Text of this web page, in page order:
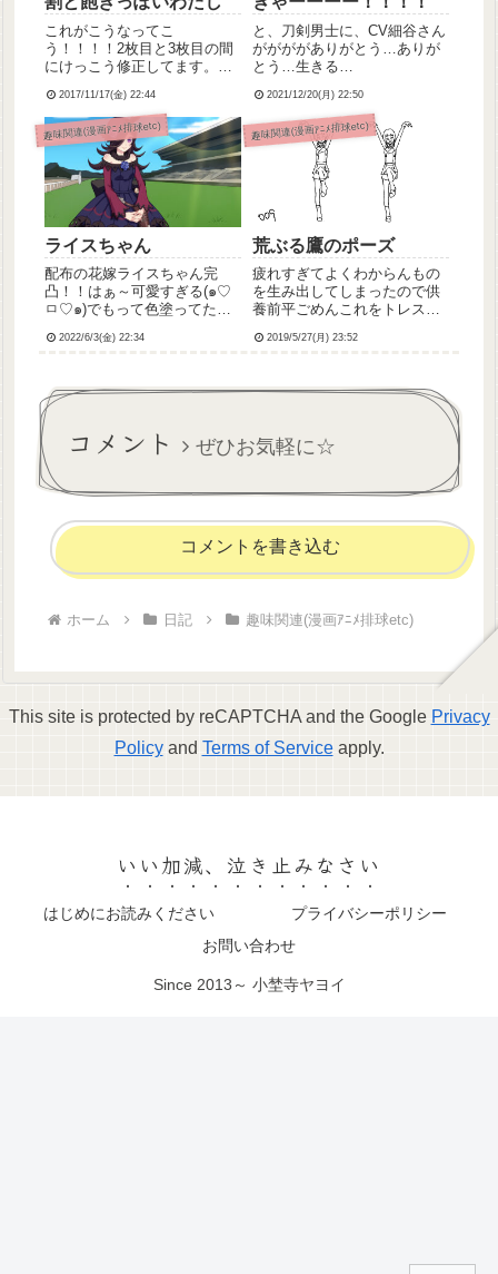
これがこうなってこ
う！！！！2枚目と3枚目の間
にけっこう修正してます。い
けど、この辺でやめておくか
な。時間かけすぎてちょっと
飽きてきちゃった💦でもやっ
ぱりお絵描きするのは楽しい
し好きだな～。
2017/11/17(金) 22:44
と、刀剣男士に、CV細谷さん
ががががありがとう…ありが
とう…生きる…
2021/12/20(月) 22:50
趣味関連(漫画ｱﾆﾒ排球etc)
ライスちゃん
配布の花嫁ライスちゃん完
凸！！はぁ～可愛すぎる(๑♡
ㅁ♡๑)でもって色塗ってたの
しにしては頑張った方です＞
2022/6/3(金) 22:34
趣味関連(漫画ｱﾆﾒ排球etc)
荒ぶる鷹のポーズ
疲れすぎてよくわからんもの
を生み出してしまったので供
養前平ごめんこれをトレスし
たよね～
2019/5/27(月) 23:52
コメント ぜひお気軽に☆
コメントを書き込む
ホーム 日記 趣味関連(漫画ｱﾆﾒ排球etc)
This site is protected by reCAPTCHA and the Google Privacy
Policyand Terms of Serviceapply.
いい加減、泣き止みなさい
はじめにお読みください
プライバシーポリシー
お問い合わせ
Since 2013～ 小埜寺ヤヨイ